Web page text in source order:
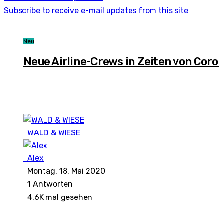
Subscribe to receive e-mail updates from this site
Neu
Neue Airline-Crews in Zeiten von
WALD & WIESE
Alex
Montag, 18. Mai 2020
1 Antworten
4.6K mal gesehen